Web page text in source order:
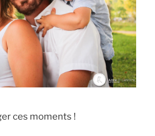
ces moments !